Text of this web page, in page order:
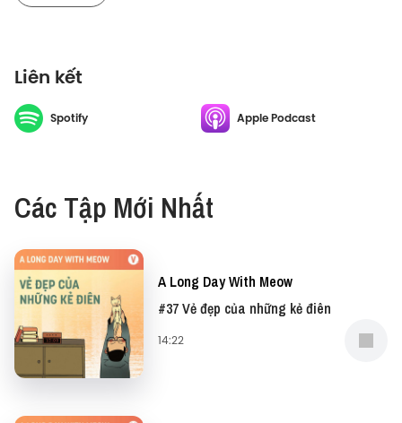
mang tên Dopamine. Quyền lực của Dopamine làm
Liệu có tồn tại một “công thức” nào có thể kiểm soát
Dopamine và dẫn dắt chúng ta đến bến bờ hạnh
của những người từng trải.
Liên kết
Spotify Apple Podcast
Các Tập Mới Nhất
A Long Day With Meow
#37 Vẻ đẹp của những kẻ điên
14:22